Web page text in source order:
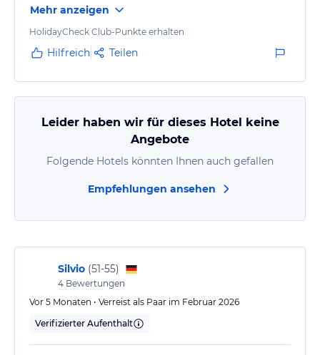
Mehr anzeigen
HolidayCheck Club-Punkte erhalten
Hilfreich Teilen
Leider haben wir für dieses Hotel keine
Angebote
Folgende Hotels könnten Ihnen auch gefallen
Empfehlungen ansehen
Silvio (51-55)
4 Bewertungen
Vor 5 Monaten • Verreist als Paar im Februar 2026
Verifizierter Aufenthalt